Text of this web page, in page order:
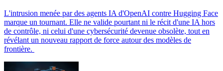
L'intrusion menée par des agents IA d'OpenAI contre Hugging Face
marque un tournant. Elle ne valide pourtant ni le récit d'une IA hors
de contrôle, ni celui d'une cybersécurité devenue obsolète, tout en
révélant un nouveau rapport de force autour des modèles de
frontière.